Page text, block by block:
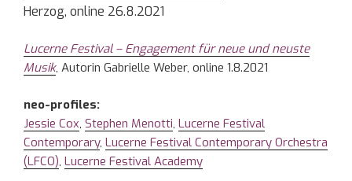
Herzog, online 26.8.2021
Lucerne Festival – Engagement für neue und neuste
Musik, Autorin Gabrielle Weber, online 1.8.2021
neo-profiles:
Jessie Cox, Stephen Menotti, Lucerne Festival
Contemporary, Lucerne Festival Contemporary Orchestra
(LFCO), Lucerne Festival Academy